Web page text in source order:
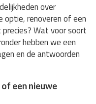
over
optie, renoveren of een
Wat voor soort
hebben we een
en de antwoorden
een nieuwe